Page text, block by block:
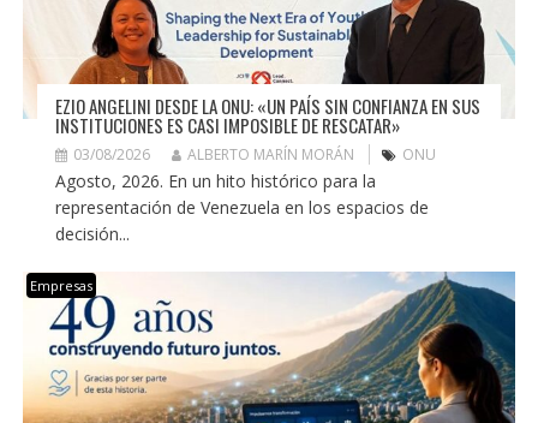
EZIO ANGELINI DESDE LA ONU: «UN PAÍS SIN CONFIANZA EN SUS
INSTITUCIONES ES CASI IMPOSIBLE DE RESCATAR»
03/08/2026 ALBERTO MARÍN MORÁN ONU
Agosto, 2026. En un hito histórico para la
representación de Venezuela en los espacios de
decisión...
Empresas